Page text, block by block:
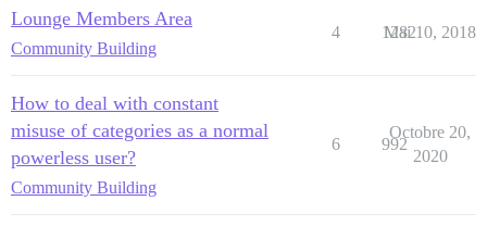
Lounge Members Area
Community Building
4 1282
Mai 10, 2018
How to deal with constant
misuse of categories as a normal
powerless user?
Community Building
6 992
Octobre 20,
2020